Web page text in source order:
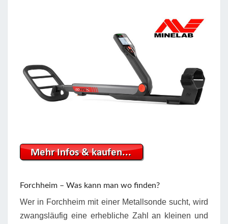
Forchheim – Was kann man wo finden?
Wer in Forchheim mit einer Metallsonde sucht, wird
zwangsläufig eine erhebliche Zahl an kleinen und